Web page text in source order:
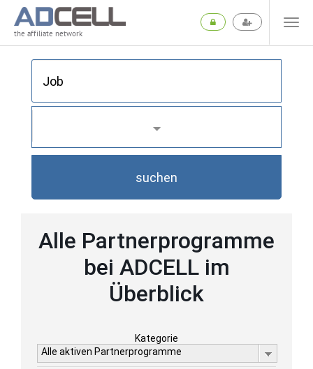
the affiliate network
suchen
Alle Partnerprogramme
bei ADCELL im
Überblick
Kategorie
Alle aktiven Partnerprogramme